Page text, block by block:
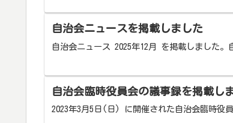
自治会ニュースを掲載しました
自治会ニュース 2025年12月 を掲載しました。
自治会臨時役員会の議事録を掲載し
2023年3月5日(日) に開催された自治会臨時役